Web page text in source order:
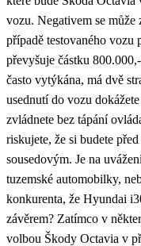
vozu. Negativem se může
případě testovaného vozu
převyšuje částku
často vytýkána, má dvě
usednutí do vozu
zvládnete bez tápání
riskujete, že si budete
sousedovým. Je na
tuzemské automobilky,
konkurenta, že Hyundai
závěrem? Zatímco v
volbou Škody Octavia v